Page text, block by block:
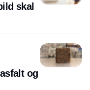
skal
og